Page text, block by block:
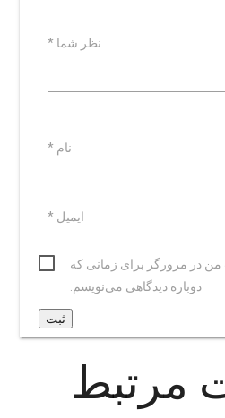
نظر شما *
نام *
ایمیل *
من در مرورگر برای زمانی که
دوباره دیدگاهی می‌نویسم.
مرتبط